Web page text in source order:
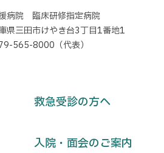
病院 臨床研修指定病院
三田市けやき台3丁目1番地1
565-8000（代表）
救急受診の方へ
入院・面会のご案内